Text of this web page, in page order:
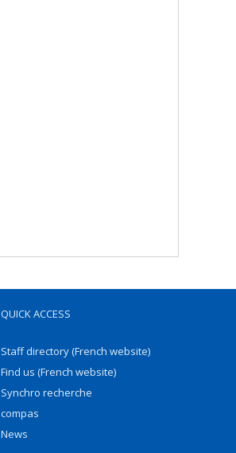
QUICK ACCESS
Staff directory (French website)
Find us (French website)
Synchro recherche
compas
News